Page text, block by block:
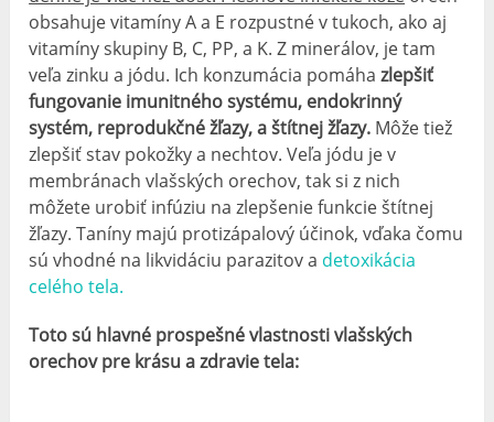
obsahuje vitamíny A a E rozpustné v tukoch, ako aj
vitamíny skupiny B, C, PP, a K. Z minerálov, je tam
veľa zinku a jódu. Ich konzumácia pomáhazlepšiť
fungovanie imunitného systému, endokrinný
systém, reprodukčné žľazy, a štítnej žľazy. Môže tiež
zlepšiť stav pokožky a nechtov. Veľa jódu je v
membránach vlašských orechov, tak si z nich
môžete urobiť infúziu na zlepšenie funkcie štítnej
žľazy. Taníny majú protizápalový účinok, vďaka čomu
sú vhodné na likvidáciu parazitov a detoxikácia
celého tela.
Toto sú hlavné prospešné vlastnosti vlašských
orechov pre krásu a zdravie tela: